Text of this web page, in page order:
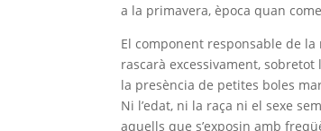
a la primavera, època quan
El component responsable de la
rascarà excessivament,
la presència de petites boles
Ni l’edat, ni la raça ni el sexe
aquells que s’exposin amb